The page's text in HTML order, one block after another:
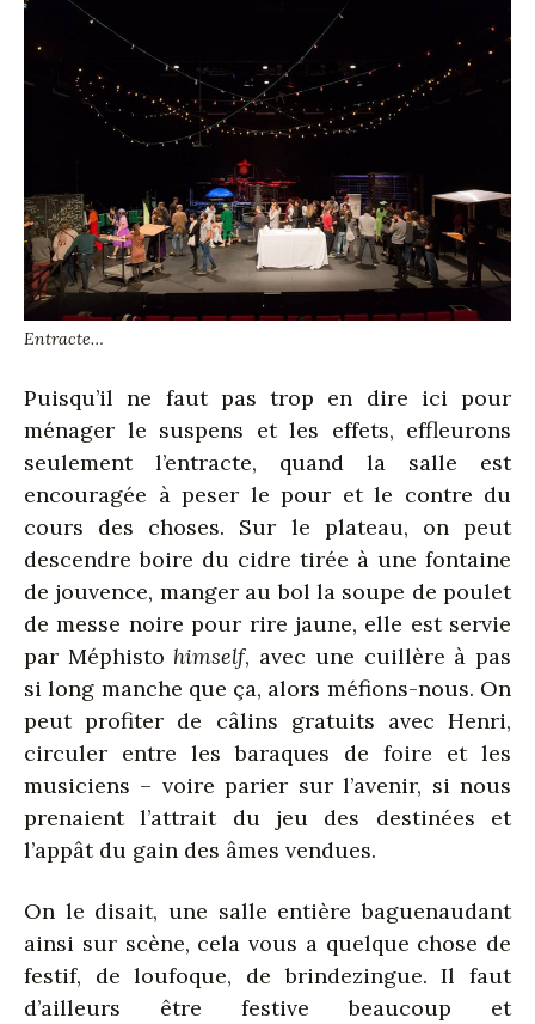
Entracte…
Puisqu’il ne faut pas trop en dire ici pour
ménager le suspens et les effets, effleurons
seulement l’entracte, quand la salle est
encouragée à peser le pour et le contre du
cours des choses. Sur le plateau, on peut
descendre boire du cidre tirée à une fontaine
de jouvence, manger au bol la soupe de poulet
de messe noire pour rire jaune, elle est servie
par Méphisto himself, avec une cuillère à pas
si long manche que ça, alors méfions-nous. On
peut profiter de câlins gratuits avec Henri,
circuler entre les baraques de foire et les
musiciens – voire parier sur l’avenir, si nous
prenaient l’attrait du jeu des destinées et
l’appât du gain des âmes vendues.
On le disait, une salle entière baguenaudant
ainsi sur scène, cela vous a quelque chose de
festif, de loufoque, de brindezingue. Il faut
d’ailleurs être festive beaucoup et